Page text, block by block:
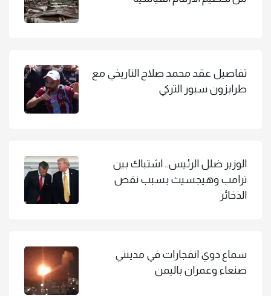
تفاصيل عقد محمد صلاح التاريخي مع
طرابزون سبور التركي
الوزير ضلل الرئيس.. اشتباك بين
ترامب وهيجسيث بسبب نقص
الذخائر
سماع دوي انفجارات في مدينتي
صنعاء وعمران باليمن